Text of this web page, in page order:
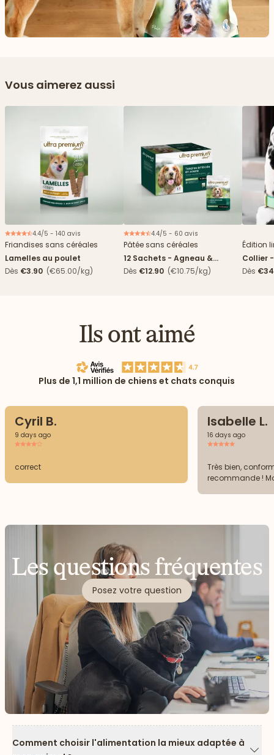
Vous aimerez aussi
4.4/5 - 140 avis
Friandises sans céréales
Lamelles au poulet
Dès €3.90 (€65.00/kg)
4.4/5 - 60 avis
Pâtée sans céréales
12 Sachets - Agneau &
haricots verts
Dès €12.90 (€10.75/kg)
Édition
Collier
Dès
Ils ont aimé
Plus de 1,1 million de chiens et chats conquis
Cyril B.
9 days ago
correct
Isabelle L.
16 days ago
Très bien,
recommande !
Les questions fréquentes
Posez votre question
Comment choisir l'alimentation la mieux adaptée à